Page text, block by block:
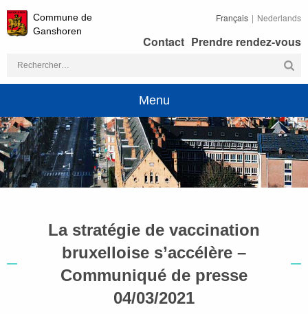
Commune de
Ganshoren
Français Nederlands
Prendre rendez-vous
Contact
Rechercher :
Menu
La stratégie de vaccination
bruxelloise s’accélère –
Communiqué de presse
04/03/2021